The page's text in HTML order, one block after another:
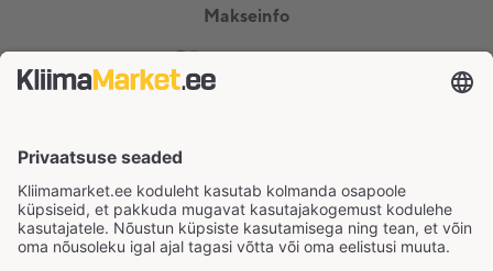
Makseinfo